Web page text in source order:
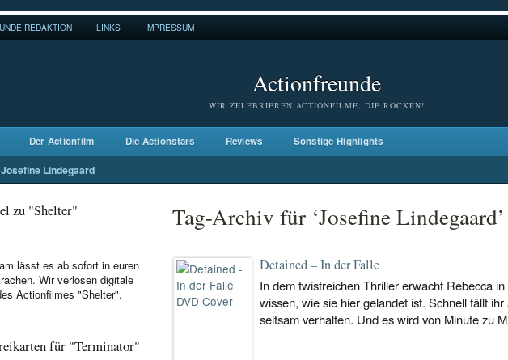
REDAKTION LINKS IMPRESSUM
Actionfreunde
WIR ZELEBRIEREN ACTIONFILME, DIE ROCKEN!
Der Actionfilm Die Actionstars Reviews Sonstige Highlights
Josefine Lindegaard
zu "Shelter"
lässt es ab sofort in euren
Wir verlosen digitale
Actionfilmes "Shelter".
für "Terminator"
Tag-Archiv für ‘Josefine Lindegaard’
Detained – In der Falle
In dem twistreichen Thriller erwacht Rebecca
wissen, wie sie hier gelandet ist. Schnell fällt
seltsam verhalten. Und es wird von Minute zu